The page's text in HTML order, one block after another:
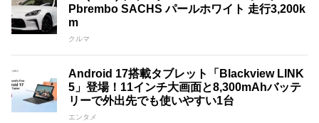
Pbrembo SACHS パールホワイト 走行3,200k
m
クルマ
Android 17搭載タブレット「Blackview LINK
5」登場！11インチ大画面と8,300mAhバッテ
リーで外出先でも使いやすい1台
エンタメ